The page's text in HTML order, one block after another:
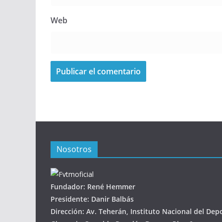
Web
Nosotros
Fundador: René Hemmer
Presidente: Danir Balbás
Dirección: Av. Teherán, Instituto Nacional del